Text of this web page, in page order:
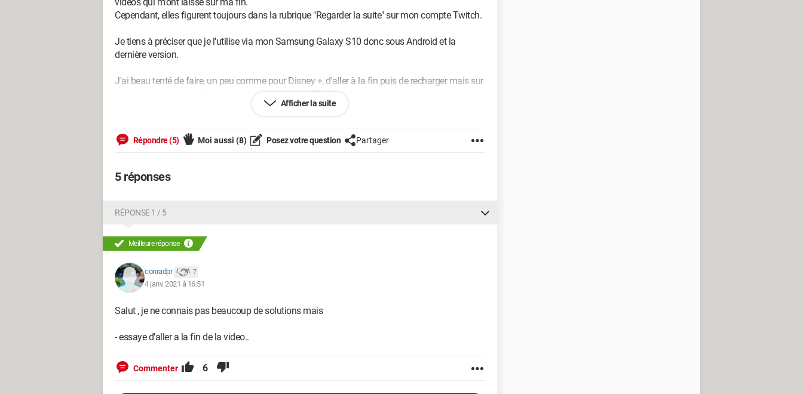
Cependant, elles figurent toujours dans la rubrique "Regarder la suite" sur mon compte Twitch.
Je tiens à préciser que je l'utilise via mon Samsung Galaxy S10 donc sous Android et la
dernière version.
J'ai beau tenté de faire, un peu comme pour Disney +, d'aller à la fin puis de recharger mais sur
les deux premières vidéos, cela marche puis quand je réactive l'application hop de retour.
Sur la dernière (Mikofficiel), impossible de faire quoique ce soit car il faut être abonné pour
Merci de votre aide.
Afficher la suite
Répondre (5) Moi aussi (8) Posez votre question Partager
5 réponses
RÉPONSE 1 / 5
Meilleure réponse
conradpr 7
4 janv. 2021 à 16:51
Salut , je ne connais pas beaucoup de solutions mais
- essaye d'aller a la fin de la video..
Commenter 6